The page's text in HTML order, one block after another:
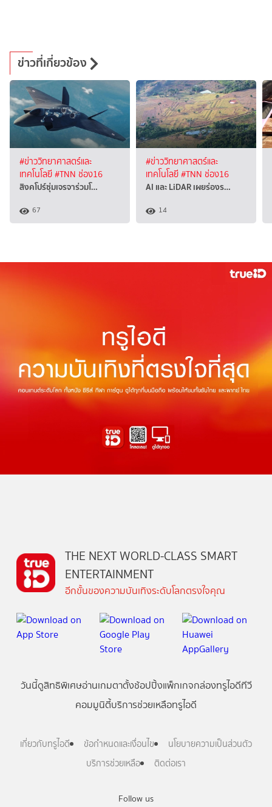
ข่าวที่เกี่ยวข้อง
#ข่าววิทยาศาสตร์และ
เทคโนโลยี#TNN ช่อง16
สิงคโปร์ซุ่มเจรจาร่วมโ…
67
#ข่าววิทยาศาสตร์และ
เทคโนโลยี#TNN ช่อง16
AI และ LiDAR เผยร่องร…
14
Follow us
THE NEXT WORLD-CLASS SMART
ENTERTAINMENT
อีกขั้นของความบันเทิงระดับโลกตรงใจคุณ
วันนี้ดูสิทธิพิเศษอ่านเกมตาตั้งช้อปปิ้งแพ็กเกจกล่องทรูไอดีทีวี
คอมมูนิตี้บริการช่วยเหลือทรูไอดี
เกี่ยวกับทรูไอดี ข้อกำหนดและเงื่อนไข
นโยบายความเป็นส่วนตัว
บริการช่วยเหลือ
ติดต่อเรา